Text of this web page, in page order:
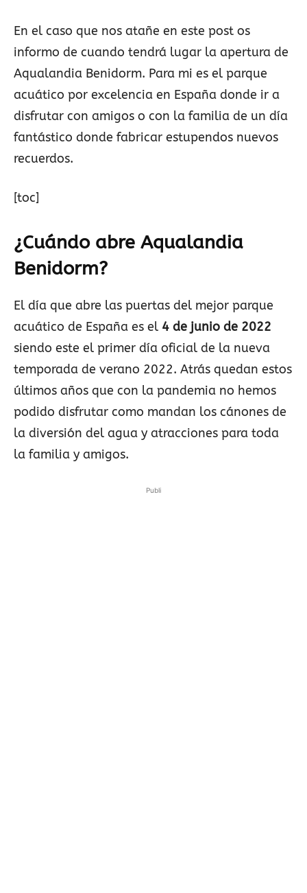
En el caso que nos atañe en este post os
informo de cuando tendrá lugar la apertura de
Aqualandia Benidorm. Para mi es el parque
acuático por excelencia en España donde ir a
disfrutar con amigos o con la familia de un día
fantástico donde fabricar estupendos nuevos
recuerdos.
[toc]
¿Cuándo abre Aqualandia
Benidorm?
El día que abre las puertas del mejor parque
acuático de España es el 4 de junio de 2022
siendo este el primer día oficial de la nueva
temporada de verano 2022. Atrás quedan estos
últimos años que con la pandemia no hemos
podido disfrutar como mandan los cánones de
la diversión del agua y atracciones para toda
la familia y amigos.
Publi